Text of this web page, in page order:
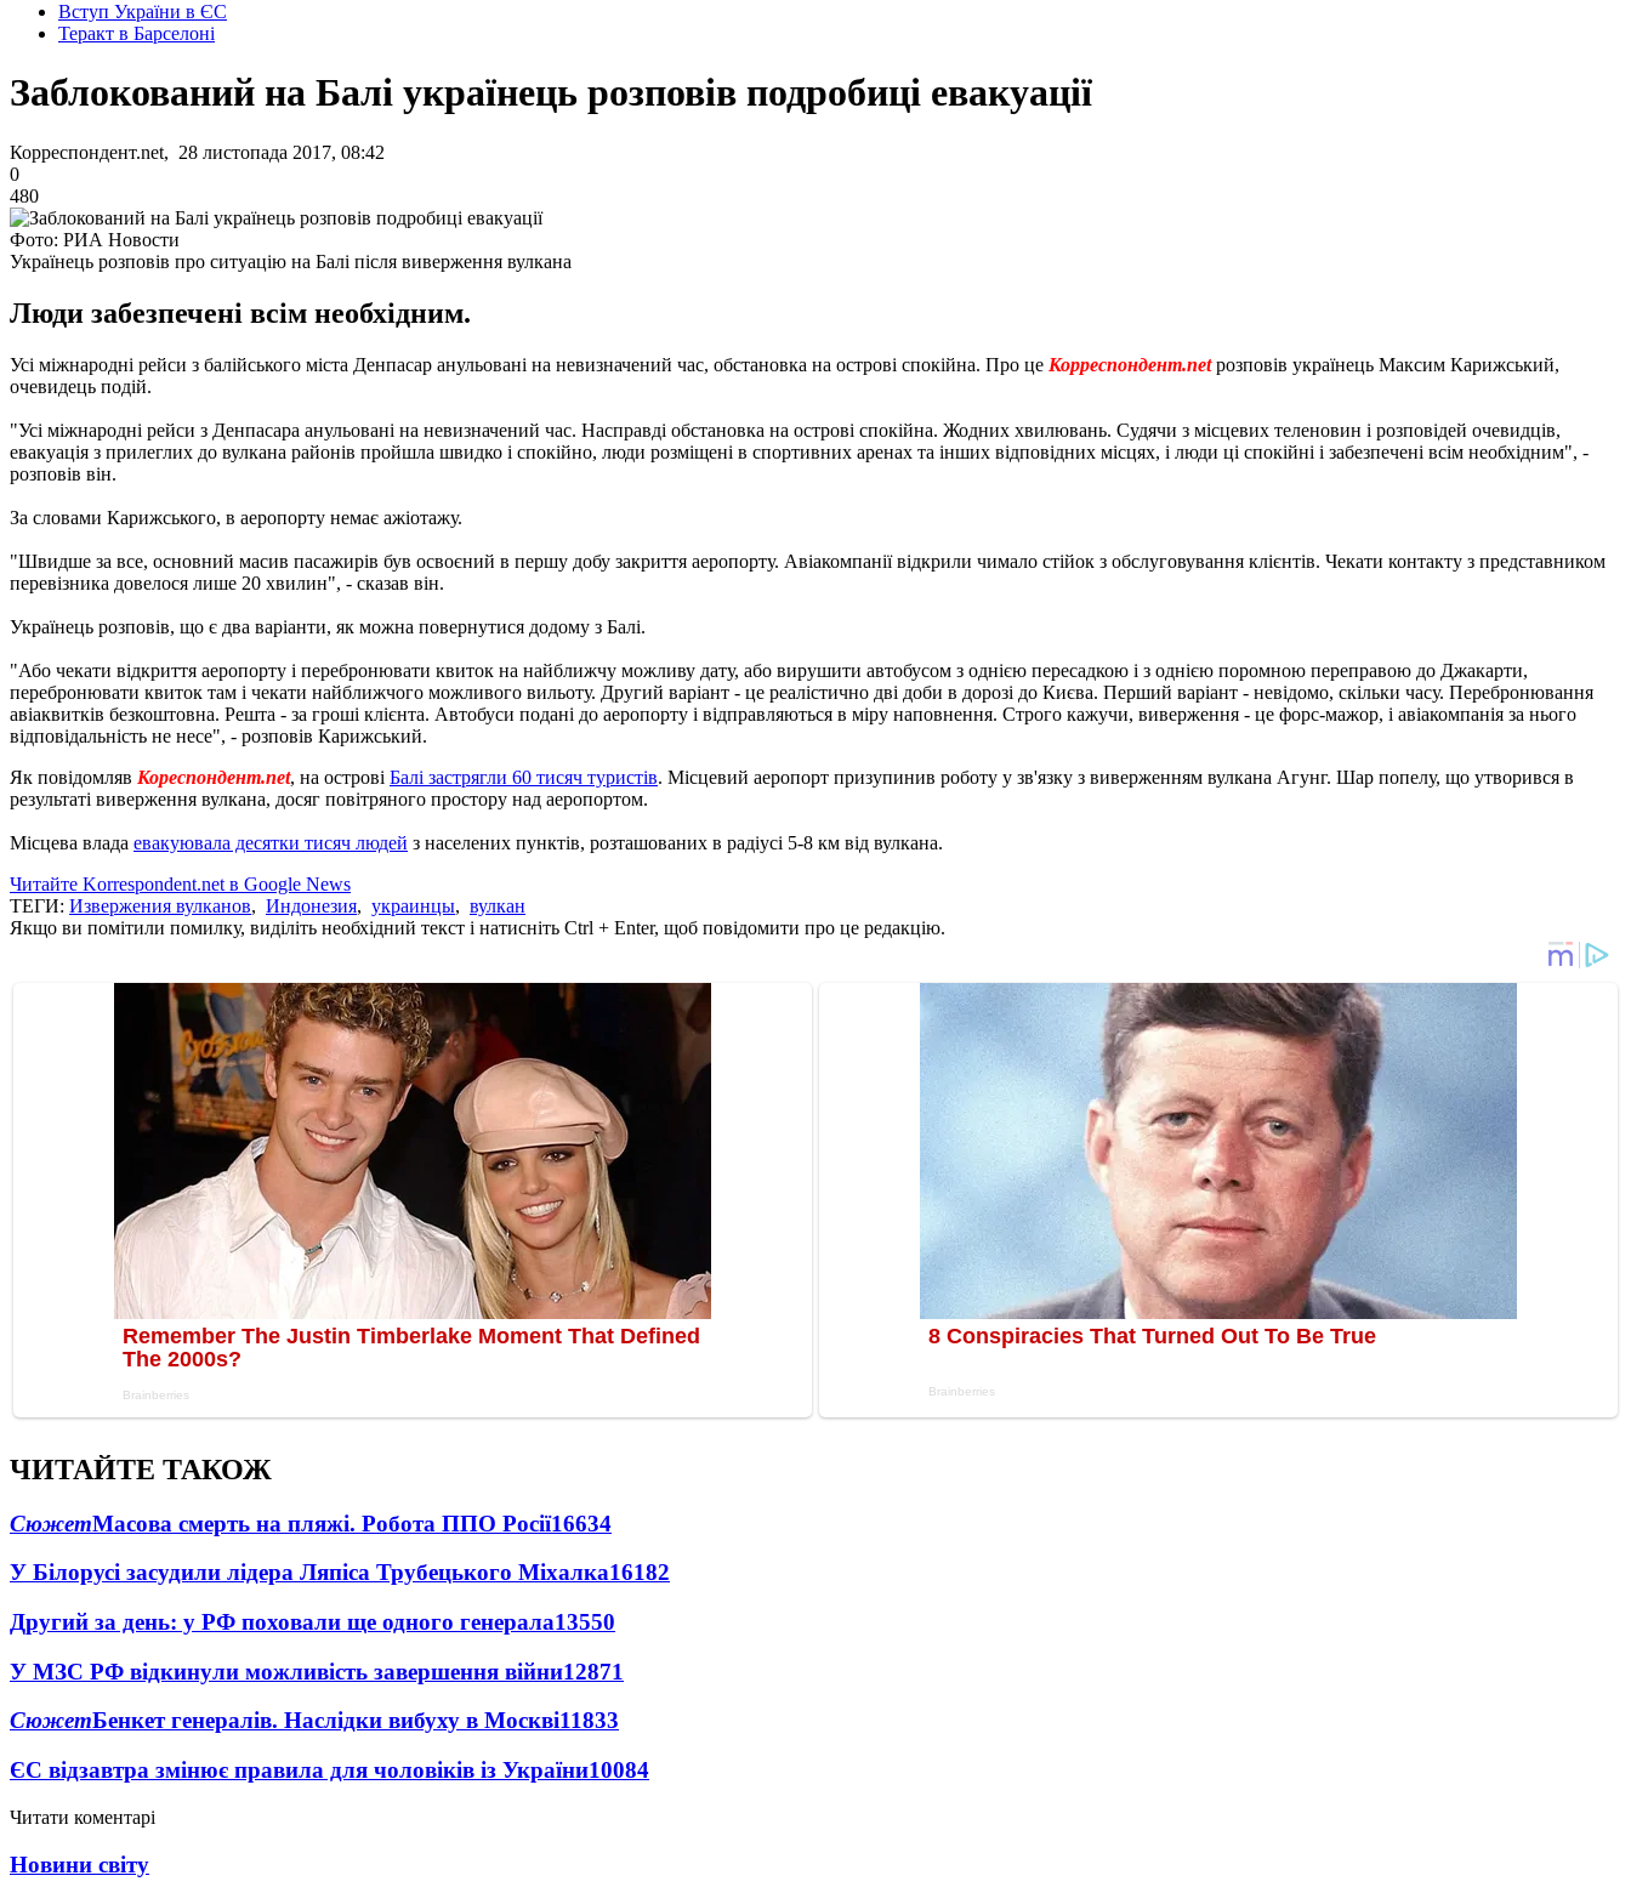
Вступ України в ЄС
Теракт в Барселоні
Заблокований на Балі українець розповів подробиці евакуації
Корреспондент.net, 28 листопада 2017, 08:42
0
480
Фото: РИА Новости
Українець розповів про ситуацію на Балі після виверження вулкана
Люди забезпечені всім необхідним.
Усі міжнародні рейси з балійського міста Денпасар анульовані на невизначений час, обстановка на острові спокійна. Про це Корреспондент.netрозповів українець Максим Карижський,
очевидець подій.
"Усі міжнародні рейси з Денпасара анульовані на невизначений час. Насправді обстановка на острові спокійна. Жодних хвилювань. Судячи з місцевих теленовин і розповідей очевидців,
евакуація з прилеглих до вулкана районів пройшла швидко і спокійно, люди розміщені в спортивних аренах та інших відповідних місцях, і люди ці спокійні і забезпечені всім необхідним", -
розповів він.
За словами Карижського, в аеропорту немає ажіотажу.
"Швидше за все, основний масив пасажирів був освоєний в першу добу закриття аеропорту. Авіакомпанії відкрили чимало стійок з обслуговування клієнтів. Чекати контакту з представником
перевізника довелося лише 20 хвилин", - сказав він.
Українець розповів, що є два варіанти, як можна повернутися додому з Балі.
"Або чекати відкриття аеропорту і перебронювати квиток на найближчу можливу дату, або вирушити автобусом з однією пересадкою і з однією поромною переправою до Джакарти,
перебронювати квиток там і чекати найближчого можливого вильоту. Другий варіант - це реалістично дві доби в дорозі до Києва. Перший варіант - невідомо, скільки часу. Перебронювання
авіаквитків безкоштовна. Решта - за гроші клієнта. Автобуси подані до аеропорту і відправляються в міру наповнення. Строго кажучи, виверження - це форс-мажор, і авіакомпанія за нього
відповідальність не несе", - розповів Карижський.
Як повідомляв Кореспондент.net, на острові Балі застрягли 60 тисяч туристів. Місцевий аеропорт призупинив роботу у зв'язку з виверженням вулкана Агунг. Шар попелу, що утворився в
результаті виверження вулкана, досяг повітряного простору над аеропортом.
Місцева влада евакуювала десятки тисяч людей з населених пунктів, розташованих в радіусі 5-8 км від вулкана.
Читайте Korrespondent.net в Google News
ТЕГИ: Извержения вулканов, Индонезия, украинцы, вулкан
Якщо ви помітили помилку, виділіть необхідний текст і натисніть Ctrl + Enter, щоб повідомити про це редакцію.
ЧИТАЙТЕ ТАКОЖ
СюжетМасова смерть на пляжі. Робота ППО Росії16634
У Білорусі засудили лідера Ляпіса Трубецького Міхалка16182
Другий за день: у РФ поховали ще одного генерала13550
У МЗС РФ відкинули можливість завершення війни12871
СюжетБенкет генералів. Наслідки вибуху в Москві11833
ЄС відзавтра змінює правила для чоловіків із України10084
Читати коментарі
Новини світу